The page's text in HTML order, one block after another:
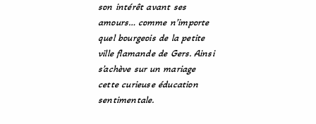
son intérêt avant ses
amours… comme n’importe
quel bourgeois de la petite
ville flamande de Gers. Ainsi
s’achève sur un mariage
cette curieuse éducation
sentimentale.